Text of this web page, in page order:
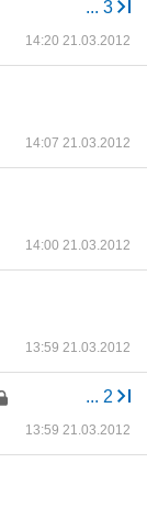
... 3
14:20 21.03.2012
14:07 21.03.2012
14:00 21.03.2012
13:59 21.03.2012
... 2
13:59 21.03.2012